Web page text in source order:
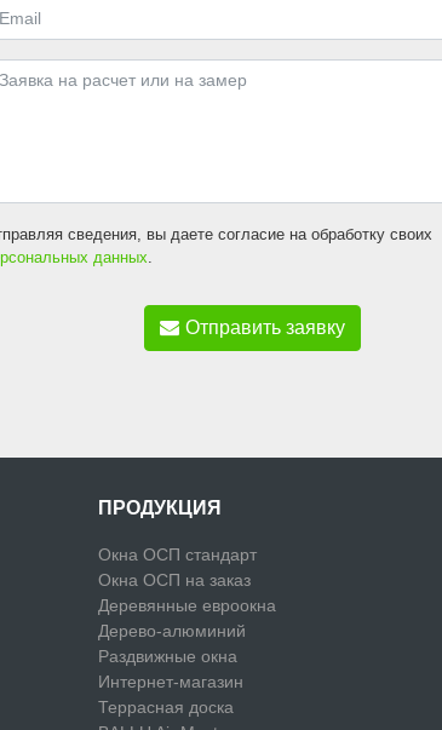
сведения, вы даете согласие на обработку своих
данных.
Отправить заявку
ПРОДУКЦИЯ
Окна ОСП стандарт
Окна ОСП на заказ
Деревянные евроокна
Дерево-алюминий
Раздвижные окна
Интернет-магазин
Террасная доска